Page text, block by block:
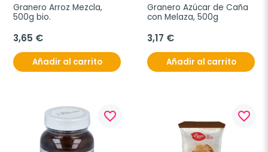
Granero Arroz Mezcla,
500g bio.
3,65 €
Añadir al carrito
Granero Azúcar de Caña
con Melaza, 500g
3,17 €
Añadir al carrito
favorite_border favorite_border